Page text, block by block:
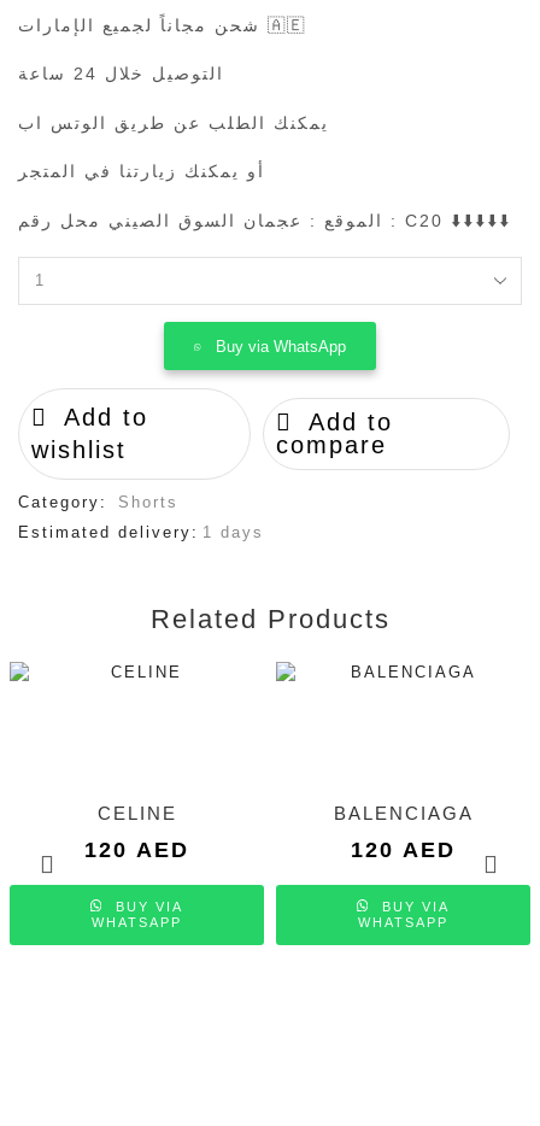
شحن مجاناً لجميع الإمارات 🇦🇪
التوصيل خلال 24 ساعة
يمكنك الطلب عن طريق الوتس اب
أو يمكنك زيارتنا في المتجر
الموقع : عجمان السوق الصيني محل رقم : C20 ⬇️⬇️⬇️⬇️⬇️
-
quantity
Buy via WhatsApp
Add to
wishlist
Add to
compare
Category:
Shorts
Estimated delivery: 1 days
Related Products
CELINE
120 AED
BUY VIA
WHATSAPP
BALENCIAGA
120 AED
BUY VIA
WHATSAPP